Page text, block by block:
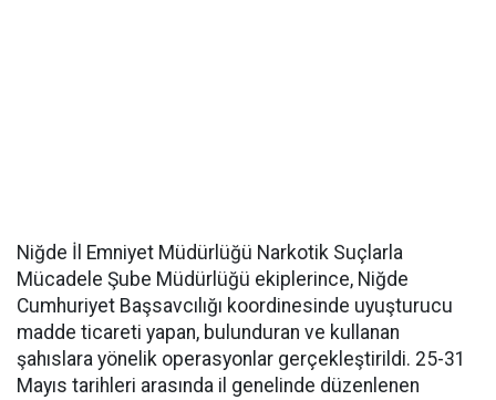
Niğde İl Emniyet Müdürlüğü Narkotik Suçlarla
Mücadele Şube Müdürlüğü ekiplerince, Niğde
Cumhuriyet Başsavcılığı koordinesinde uyuşturucu
madde ticareti yapan, bulunduran ve kullanan
şahıslara yönelik operasyonlar gerçekleştirildi. 25-31
Mayıs tarihleri arasında il genelinde düzenlenen